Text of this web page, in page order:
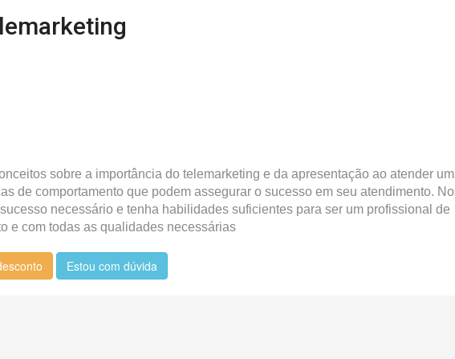
sobre a importância do telemarketing e da apresentação ao atender
de comportamento que podem assegurar o sucesso em seu atendimento.
necessário e tenha habilidades suficientes para ser um profissional de
e com todas as qualidades necessárias
Estou com dúvida